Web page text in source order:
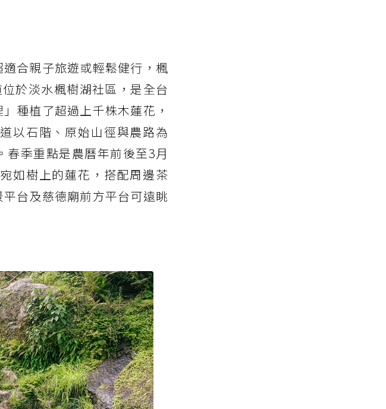
合親子旅遊或輕鬆健行，楓
於淡水楓樹湖社區，是全台
種植了超過上千株木蓮花，
以石階、原始山徑與農路為
季重點是農曆年前後至3月
如樹上的蓮花，搭配周邊茶
台及慈德廟前方平台可遠眺